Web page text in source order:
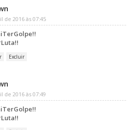
de 2016 às 07:45
Excluir
de 2016 às 07:49